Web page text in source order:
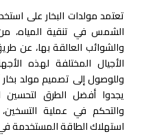
تعتمد مولدات البخار على
الشمس في تنقية المياه،
والشوائب العالقة بها، عن
الأجيال المختلفة لهذه
وللوصول إلى تصميم مولد بخار
يجدوا أفضل الطرق
والتحكم في عملية
استهلاك الطاقة المستخدمة في